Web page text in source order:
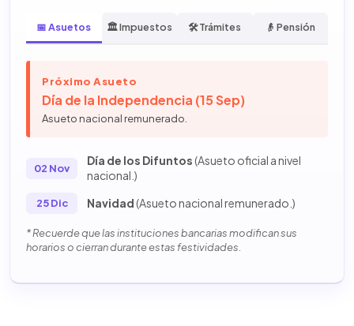
📅 Asuetos 🏛️ Impuestos 🛠️ Trámites 👴 Pensión
Próximo Asueto
Día de la Independencia (15 Sep)
Asueto nacional remunerado.
02 Nov
Día de los Difuntos(Asueto oficial a nivel
nacional.)
25 Dic Navidad(Asueto nacional remunerado.)
* Recuerde que las instituciones bancarias modifican sus
horarios o cierran durante estas festividades.